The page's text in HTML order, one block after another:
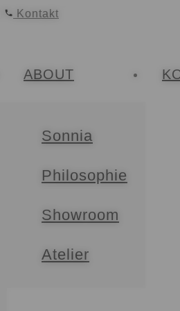
Kontakt
ABOUT
Sonnia
Philosophie
Showroom
Atelier